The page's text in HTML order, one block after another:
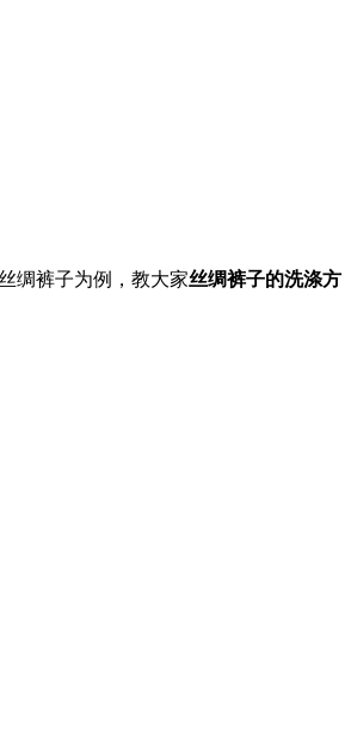
绸裤子为例，教大家丝绸裤子的洗涤方